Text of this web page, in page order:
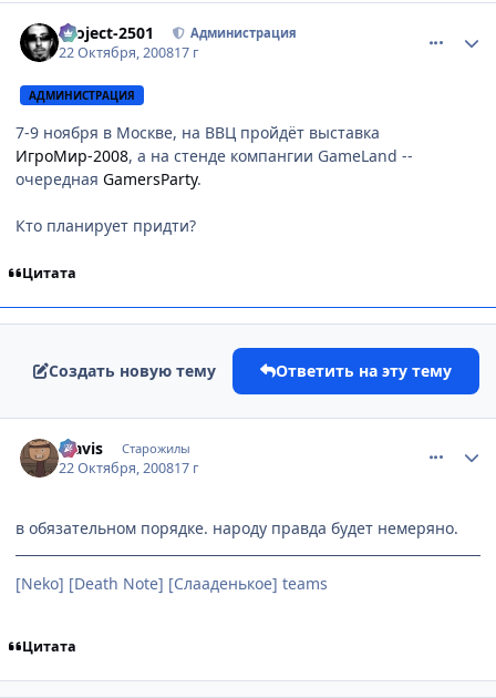
Project-2501 Администрация
22 Октября, 200817 г
АДМИНИСТРАЦИЯ
7-9 ноября в Москве, на ВВЦ пройдёт выставка
ИгроМир-2008, а на стенде компангии GameLand --
очередная GamersParty.
Кто планирует придти?
Цитата
Создать новую тему Ответить на эту тему
klavis Старожилы
22 Октября, 200817 г
в обязательном порядке. народу правда будет немеряно.
[Neko] [Death Note] [Слааденькое] teams
Цитата